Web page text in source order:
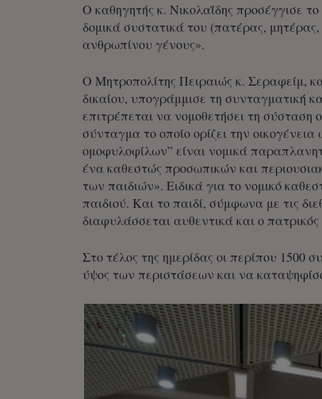
Ο καθηγητής κ. Νικολαΐδης προσέγγισε το
δομικά συστατικά του (πατέρας, μητέρας,
ανθρωπίνου γένους».
Ο Μητροπολίτης Πειραιώς κ. Σεραφείμ,
δικαίου, υπογράμμισε τη συνταγματική
επιτρέπεται να νομοθετήσει τη σύσταση
σύνταγμα το οποίο ορίζει την
ομοφυλοφίλων” είναι νομικά
ένα καθεστώς προσωπικών και
των παιδιών». Ειδικά για το νομικό
παιδιού. Και το παιδί, σύμφωνα με τις
διαφυλάσσεται αυθεντικά και ο πατρικός
Στο τέλος της ημερίδας οι περίπου 1500
ύψος των περιστάσεων και να